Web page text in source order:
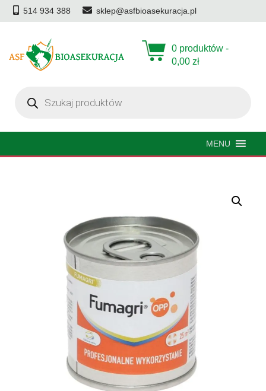
514 934 388 sklep@asfbioasekuracja.pl
0 produktów -
0,00 zł
produktów
MENU